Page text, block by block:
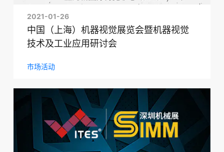
2021-01-26
中国（上海）机器视觉展览会暨机器视觉
技术及工业应用研讨会
市场活动